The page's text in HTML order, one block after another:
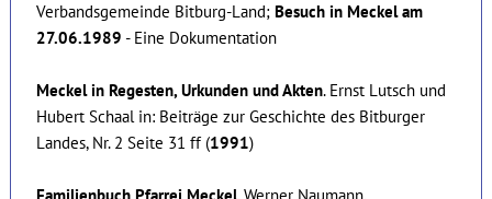
Verbandsgemeinde Bitburg-Land; Besuch in Meckel am
27.06.1989 - Eine Dokumentation
Meckel in Regesten, Urkunden und Akten. Ernst Lutsch und
Hubert Schaal in: Beiträge zur Geschichte des Bitburger
Landes, Nr. 2 Seite 31 ff (1991)